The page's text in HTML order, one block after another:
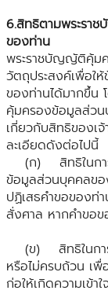
6.สิทธิตามพระรา
ของท่าน
พระราชบัญญัติคุ้ม
วัตถุประสงค์เพื่อใ
ของท่านได้มากขึ้น
คุ้มครองข้อมูลส่ว
เกี่ยวกับสิทธิของเ
ละเอียดดังต่อไปนี้
(ก) สิทธิในการเ
ข้อมูลส่วนบุคคลข
ปฏิเสธคำขอของท่
สั่งศาล หากคำขอ
(ข) สิทธิในการ
หรือไม่ครบถ้วน เ
ก่อให้เกิดความเข้า